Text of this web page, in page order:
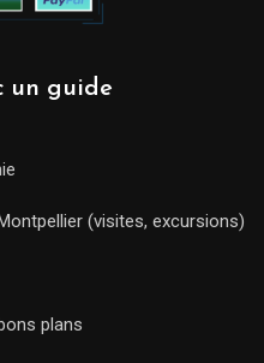
un guide
(visites, excursions)
plans